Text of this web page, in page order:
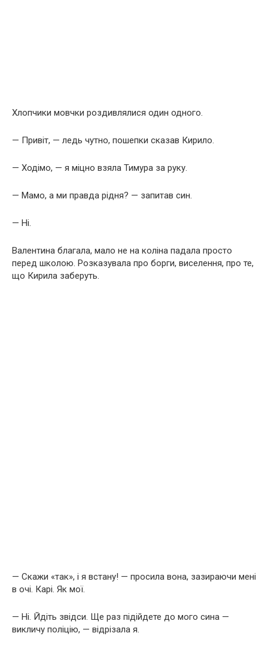
Хлопчики мовчки роздивлялися один одного.
— Привіт, — ледь чутно, пошепки сказав Кирило.
— Ходімо, — я міцно взяла Тимура за руку.
— Мамо, а ми правда рідня? — запитав син.
— Ні.
Валентина благала, мало не на коліна падала просто
перед школою. Розказувала про борги, виселення, про те,
що Кирила заберуть.
— Скажи «так», і я встану! — просила вона, зазираючи мені
в очі. Карі. Як мої.
— Ні. Йдіть звідси. Ще раз підійдете до мого сина —
викличу поліцію, — відрізала я.